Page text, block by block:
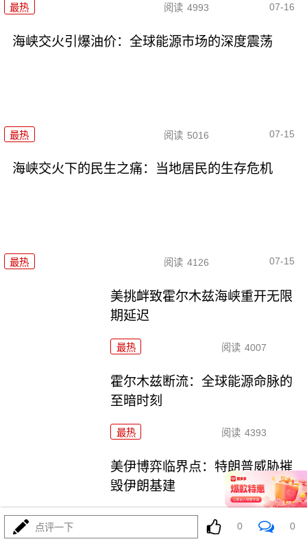
最热 阅读 4993 07-16
海峡交火引爆油价：全球能源市场的深度震荡
最热 阅读 5016 07-15
海峡交火下的民生之痛：当地居民的生存危机
最热 阅读 4126 07-15
美挑衅致霍尔木兹海峡重开无限
期延迟
最热 阅读 4007
霍尔木兹断流：全球能源命脉的
至暗时刻
最热 阅读 4393
美伊博弈临界点：特朗普威胁摧
毁伊朗基建
最热
点评一下 0 0